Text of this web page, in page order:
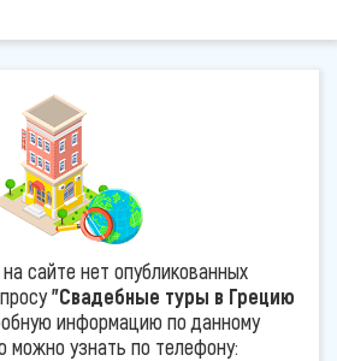
сайте нет опубликованных
"Свадебные туры в Грецию
информацию по данному
можно узнать по телефону: